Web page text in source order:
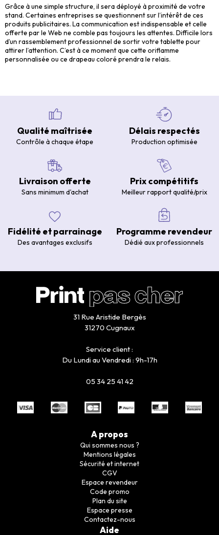
Grâce à une simple structure, il sera déployé à proximité de votre
stand. Certaines entreprises se questionnent sur l’intérêt de ces
produits publicitaires. La communication est indispensable et celle
offerte par le Web ne comble pas toujours les attentes. Difficile lors
d’un rassemblement professionnel de sortir votre tablette pour
attirer l’attention. C’est à ce moment que cette oriflamme
personnalisée ou ce drapeau coloré prendra le relais.
Qualité maîtrisée
Contrôle à chaque étape
Délais respectés
Production optimisée
Livraison offerte
Sans minimum d'achat
Prix compétitifs
Meilleur rapport qualité/prix
Fidélité et parrainage
Des avantages exclusifs
Programme revendeur
Dédié aux professionnels
31 Rue Aristide Bergès
31270 Cugnaux
Service client :
Du Lundi au Vendredi : 9h-17h
05 34 25 41 42
A propos
Qui sommes nous ?
Mentions légales
Sécurité et internet
CGV
Espace revendeur
Code promo
Plan du site
Espace presse
Contactez-nous
Aide